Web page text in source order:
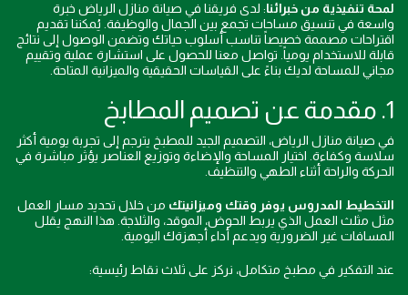
لمحة تنفيذية من خبرائنا: لدى فريقنا في صيانة منازل الرياض خبرة
واسعة في تنسيق مساحات تجمع بين الجمال والوظيفة. يُمكننا تقديم
اقتراحات مصممة خصيصاً تناسب أسلوب حياتك وتضمن الوصول إلى نتائج
قابلة للاستخدام يومياً. تواصل معنا للحصول على استشارة عملية وتقييم
مجاني للمساحة لديك بناءً على القياسات الحقيقية والميزانية المتاحة.
1. مقدمة عن تصميم المطابخ
في صيانة منازل الرياض، التصميم الجيد للمطبخ يترجم إلى تجربة يومية أكثر
سلاسة وكفاءة. اختيار المساحة والإضاءة وتوزيع العناصر يؤثر مباشرة في
الحركة والراحة أثناء الطهي والتنظيف.
التخطيط المدروس يوفر وقتك وميزانيتك من خلال تحديد مسار العمل
مثل مثلث العمل الذي يربط الحوض، الموقد، والثلاجة. هذا النهج يقلل
المسافات غير الضرورية ويدعم أداء أجهزةك اليومية.
عند التفكير في مطبخ متكامل، نركز على ثلاث نقاط رئيسية: